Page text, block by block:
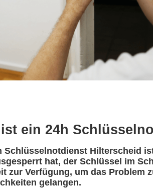
ist ein 24h
Schlüsselnotdienst Hilterscheid
hat, der Schlüssel im
zur Verfügung, um das Problem
gelangen.